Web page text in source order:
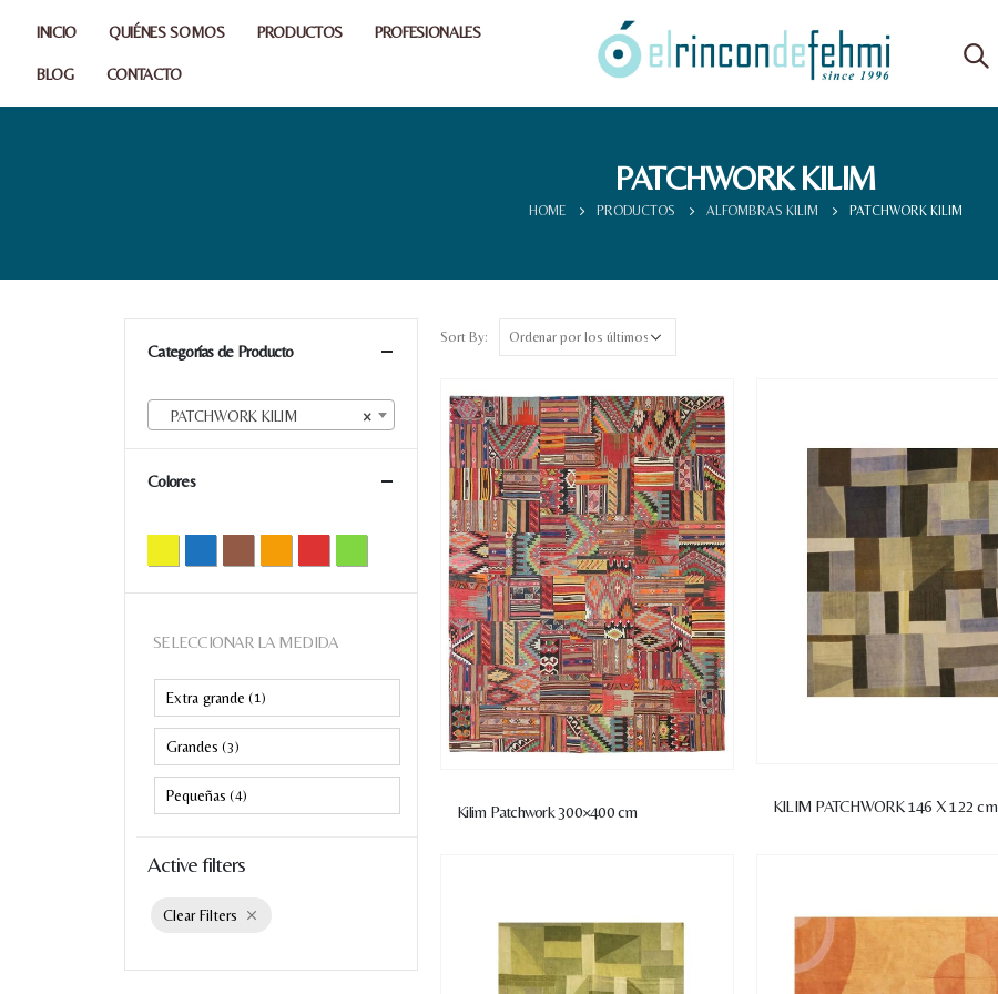
INICIO QUIÉNES SOMOS PRODUCTOS PROFESIONALES
BLOG CONTACTO
PATCHWORK KILIM
HOME PRODUCTOS ALFOMBRAS KILIM PATCHWORK KILIM
Sort By:
Kilim Patchwork 300×400 cm KILIM PATCHWORK 146 X 122 cm
Categorías de Producto
×
PATCHWORK KILIM
Colores
SELECCIONAR LA MEDIDA
Extra grande (1)
Grandes (3)
Pequeñas (4)
Active filters
Clear Filters